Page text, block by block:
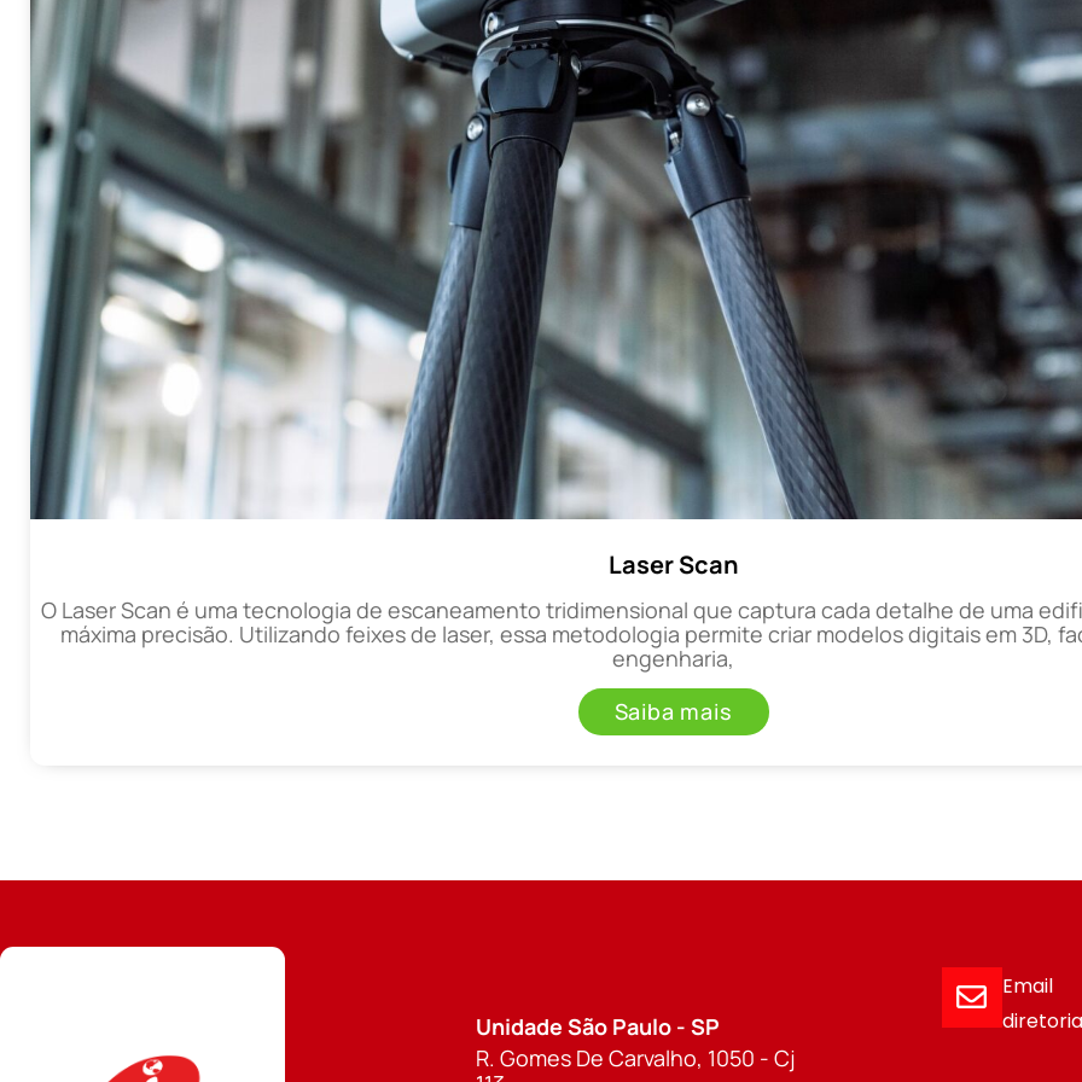
Laser Scan
O Laser Scan é uma tecnologia de escaneamento tridimensional que captura cada detalhe de uma
máxima precisão. Utilizando feixes de laser, essa metodologia permite criar modelos digitais em 3D,
engenharia,
Saiba mais
Unidade São Paulo - SP
R. Gomes De Carvalho, 1050 - Cj
Email